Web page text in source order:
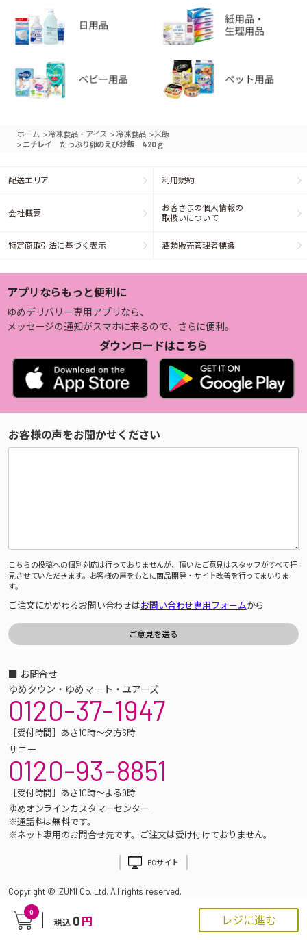
0
税込 0 円 レジに進む
ホーム >冷凍食品・アイス > 冷凍食品 >米飯
> ニチレイ たっぷり卵のえび炒飯 420ｇ
配送エリア 利用規約
会社概要
お客さまの個人情報の
取扱いについて
特定商取引法に基づく表示 酒類販売管理者標識
アプリならもっと便利に
ゆめデリバリー専用アプリなら、
メッセージの通知がスマホに来るので、さらに便利。
ダウンロードはこちら
お客様の声をお聞かせください
こちらの投稿への個別対応は行っておりませんが、頂いたご意見はスタッフがすべて拝
見させていただきます。お客様の声をもとに商品開発・サイト改善を行ってまいりま
す。
ご注文にかかわるお問い合わせはお問い合わせ専用フォームから
■ お問合せ
ゆめタウン・ゆめマート・ユアーズ
0120-37-1947
［受付時間］あさ10時～夕方6時
サニー
0120-93-8851
［受付時間］あさ10時～よる9時
ゆめオンラインカスタマーセンター
※通話料は無料です。
※ネット専用のお問合せ先です。ご注文は受け付けておりません。
PCサイト
Copyright © IZUMI Co.,Ltd. All rights reserved.